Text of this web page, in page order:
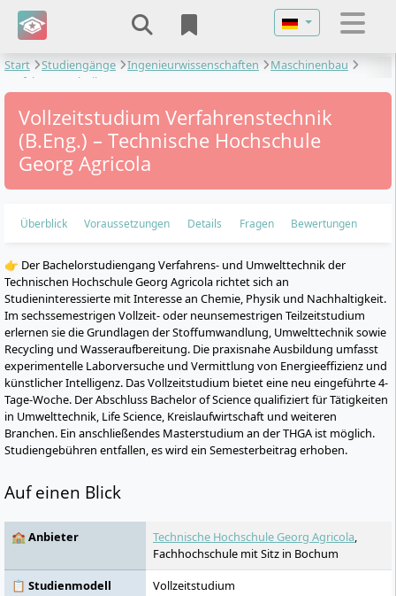
Sprache
Start Studiengänge Ingenieurwissenschaften
Maschinenbau
Verfahrenstechnik
Vollzeitstudium Verfahrenstechnik
(B.Eng.) – Technische Hochschule
Georg Agricola
Überblick Voraussetzungen Details Fragen Bewertungen
👉 Der Bachelorstudiengang Verfahrens- und Umwelttechnik der
Technischen Hochschule Georg Agricola richtet sich an
Studieninteressierte mit Interesse an Chemie, Physik und Nachhaltigkeit.
Im sechssemestrigen Vollzeit- oder neunsemestrigen Teilzeitstudium
erlernen sie die Grundlagen der Stoffumwandlung, Umwelttechnik sowie
Recycling und Wasseraufbereitung. Die praxisnahe Ausbildung umfasst
experimentelle Laborversuche und Vermittlung von Energieeffizienz und
künstlicher Intelligenz. Das Vollzeitstudium bietet eine neu eingeführte 4-
Tage-Woche. Der Abschluss Bachelor of Science qualifiziert für Tätigkeiten
in Umwelttechnik, Life Science, Kreislaufwirtschaft und weiteren
Branchen. Ein anschließendes Masterstudium an der THGA ist möglich.
Studiengebühren entfallen, es wird ein Semesterbeitrag erhoben.
Auf einen Blick
🏫 Anbieter Technische Hochschule Georg Agricola,
Fachhochschule mit Sitz in Bochum
📋 Studienmodell
Vollzeitstudium